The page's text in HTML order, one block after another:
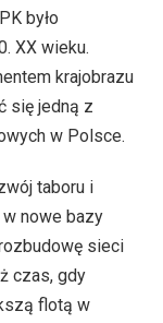
było
XX wieku.
krajobrazu
się jedną z
w Polsce.
taboru i
nowe bazy
sieci
czas, gdy
flotą w